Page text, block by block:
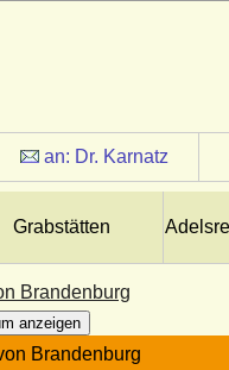
an: Dr. Karnatz
Grabstätten
Brandenburg
anzeigen
Brandenburg